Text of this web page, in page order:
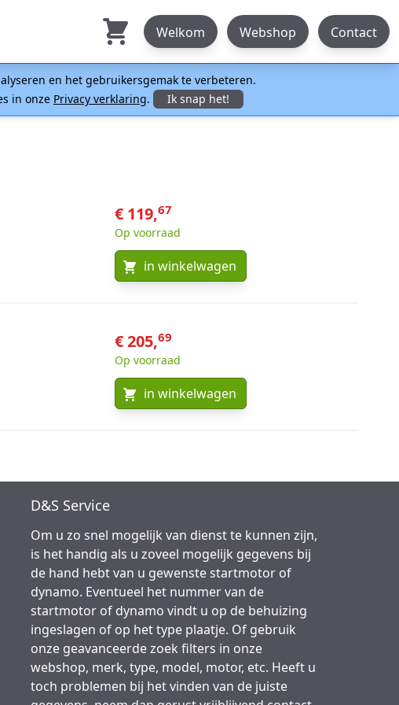
Welkom Webshop Contact
en het gebruikersgemak te verbeteren.
in onze Privacy verklaring. Ik snap het!
€ 119,67
Op voorraad
in winkelwagen
€ 205,69
Op voorraad
in winkelwagen
D&S Service
Om u zo snel mogelijk van dienst te kunnen zijn,
is het handig als u zoveel mogelijk gegevens bij
de hand hebt van u gewenste startmotor of
dynamo. Eventueel het nummer van de
startmotor of dynamo vindt u op de behuizing
ingeslagen of op het type plaatje. Of gebruik
onze geavanceerde zoek filters in onze
webshop, merk, type, model, motor, etc. Heeft u
toch problemen bij het vinden van de juiste